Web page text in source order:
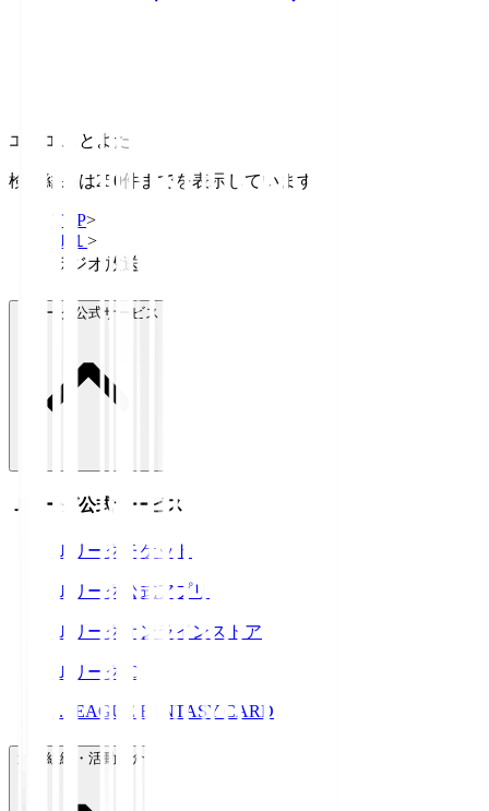
エフエムとよた
検索結果は250件までを表示しています
TOP>
Ｊ１ >
ラジオ放送
Ｊリーグ公式サービス
Ｊリーグ公式サービス
Ｊリーグチケット
Ｊリーグ公式アプリ
Ｊリーグオンラインストア
ＪリーグID
J.LEAGUE FANTASY CARD
運営組織・活動紹介